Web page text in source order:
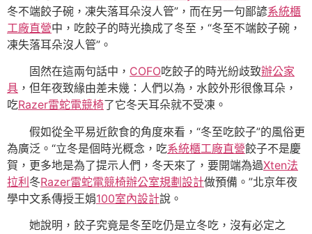
冬不端餃子碗，凍失落耳朵沒人管”，而在另一句鄙諺系統櫃
工廠直營中，吃餃子的時光換成了冬至，“冬至不端餃子碗，
凍失落耳朵沒人管”。
固然在這兩句話中， COFO吃餃子的時光紛歧致辦公家
具 ，但年夜致緣由差未幾：人們以為，水餃外形很像耳朵，
吃Razer雷蛇電競椅了它冬天耳朵就不受凍。
假如從全平易近飲食的角度來看，“冬至吃餃子”的風俗更
為廣泛。“立冬是個時光概念，吃系統櫃工廠直營餃子不是慶
賀，更多地是為了提示人們，冬天來了，要開端為過Xten法
拉利冬Razer雷蛇電競椅辦公室規劃設計做預備。”北京年夜
學中文系傳授王娟100室內設計說。
她說明，餃子究竟是冬至吃仍是立冬吃，沒有必定之